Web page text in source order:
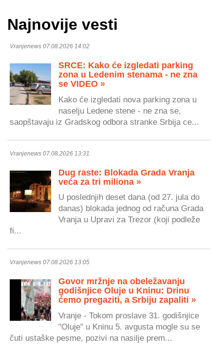
Najnovije vesti
Vranjenews 07.08.2026 14:02
SRCE: Kako će izgledati parking
zona u Ledenim stenama - ne zna
se VIDEO »
Kako će izgledati nova parking zona u
naselju Ledene stene - ne zna se,
saopštavaju iz Gradskog odbora stranke Srbija ce...
Vranjenews 07.08.2026 13:31
Dug raste: Blokada Grada Vranja
veća za tri miliona »
U poslednjih deset dana (od 27. jula do
danas) blokada jednog od računa Grada
Vranja u Upravi za Trezor (koji podleže
fi...
Vranjenews 07.08.2026 13:05
Govor mržnje na obeležavanju
godišnjice Oluje u Kninu: Drinu
ćemo pregaziti, a Srbiju zapaliti »
Vranje - Tokom proslave 31. godišnjice
"Oluje" u Kninu 5. avgusta mogle su se
čuti ustaške pesme, pozivi na nasilje prem...